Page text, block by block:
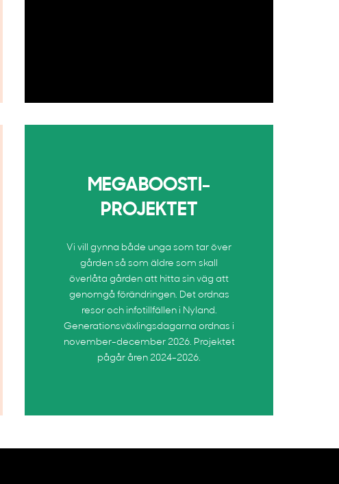
MEGABOOSTI-
PROJEKTET
Vi vill gynna både unga som tar över
gården så som äldre som skall
överlåta gården att hitta sin väg att
genomgå förändringen. Det ordnas
resor och infotillfällen i Nyland.
Generationsväxlingsdagarna ordnas i
november-december 2026. Projektet
pågår åren 2024-2026.